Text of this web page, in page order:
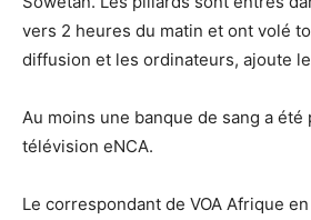
vers 2 heures du matin et ont volé
diffusion et les ordinateurs, ajoute
Au moins une banque de sang a été
télévision eNCA.
Le correspondant de VOA Afrique